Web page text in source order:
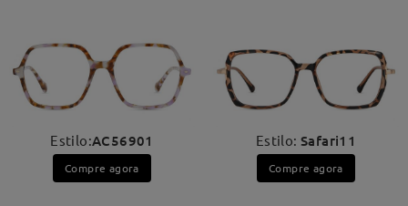
Estilo:AC56901
Compre agora
Estilo: Safari11
Compre agora